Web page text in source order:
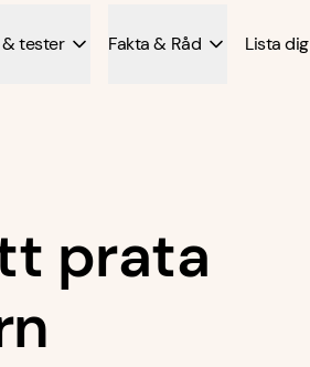
tester Fakta & Råd Lista dig
prata